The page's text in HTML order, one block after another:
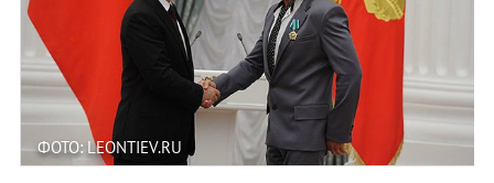
ФОТО: LEONTIEV.RU